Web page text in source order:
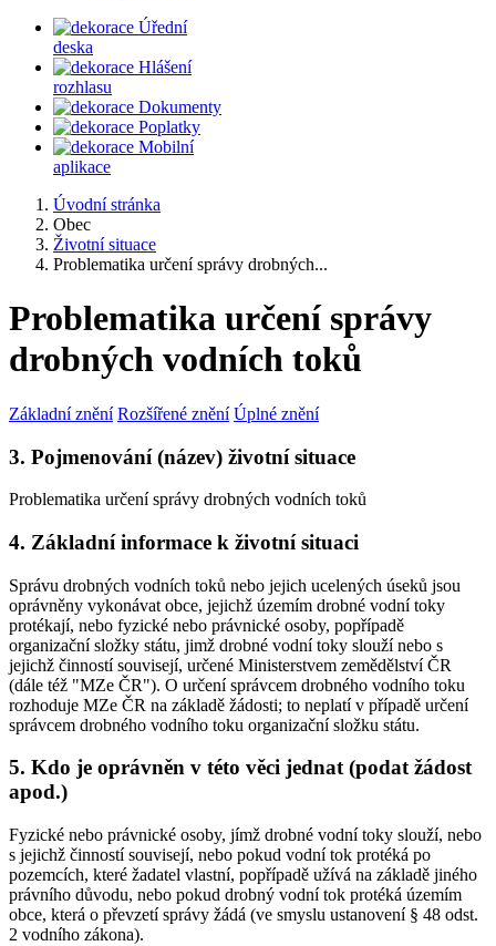
Úřední
deska
Hlášení
rozhlasu
Dokumenty
Poplatky
Mobilní
aplikace
Úvodní stránka
Obec
Životní situace
Problematika určení správy drobných...
Problematika určení správy
drobných vodních toků
Základní znění Rozšířené znění Úplné znění
3. Pojmenování (název) životní situace
Problematika určení správy drobných vodních toků
4. Základní informace k životní situaci
Správu drobných vodních toků nebo jejich ucelených úseků jsou
oprávněny vykonávat obce, jejichž územím drobné vodní toky
protékají, nebo fyzické nebo právnické osoby, popřípadě
organizační složky státu, jimž drobné vodní toky slouží nebo s
jejichž činností souvisejí, určené Ministerstvem zemědělství ČR
(dále též "MZe ČR"). O určení správcem drobného vodního toku
rozhoduje MZe ČR na základě žádosti; to neplatí v případě určení
správcem drobného vodního toku organizační složku státu.
5. Kdo je oprávněn v této věci jednat (podat žádost
apod.)
Fyzické nebo právnické osoby, jímž drobné vodní toky slouží, nebo
s jejichž činností souvisejí, nebo pokud vodní tok protéká po
pozemcích, které žadatel vlastní, popřípadě užívá na základě jiného
právního důvodu, nebo pokud drobný vodní tok protéká územím
obce, která o převzetí správy žádá (ve smyslu ustanovení § 48 odst.
2 vodního zákona).